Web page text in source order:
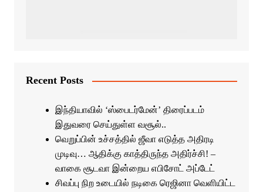
Recent Posts
இந்தியாவில் ‘ஸ்பைடர்மேன்’ திரைப்படம்
இதுவரை செய்துள்ள வசூல்..
வெறுப்பின் உச்சத்தில் ஜீவா எடுத்த அதிரடி
முடிவு… ஆதிக்கு காத்திருந்த அதிர்ச்சி! –
வாகை சூடவா இன்றைய எபிசோட் அப்டேட்
சிவப்பு நிற உடையில் நடிகை ரெஜினா வெளியிட்ட